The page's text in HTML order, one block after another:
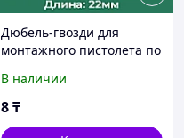
Дюбель-гвозди для
монтажного пистолета по
мм
В наличии
8₸